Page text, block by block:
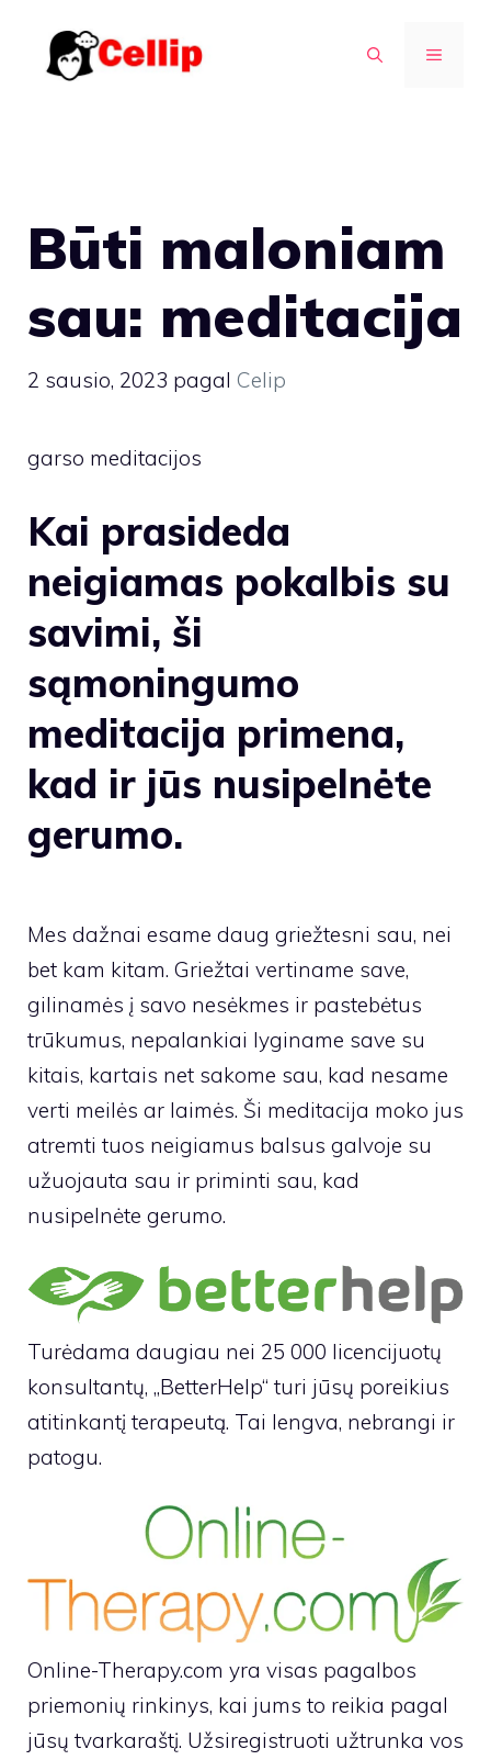
turinio
MENIU
Būti maloniam
sau: meditacija
2 sausio, 2023 pagal Celip
garso meditacijos
Kai prasideda
neigiamas pokalbis su
savimi, ši
sąmoningumo
meditacija primena,
kad ir jūs nusipelnėte
gerumo.
Mes dažnai esame daug griežtesni sau, nei
bet kam kitam. Griežtai vertiname save,
gilinamės į savo nesėkmes ir pastebėtus
trūkumus, nepalankiai lyginame save su
kitais, kartais net sakome sau, kad nesame
verti meilės ar laimės. Ši meditacija moko jus
atremti tuos neigiamus balsus galvoje su
užuojauta sau ir priminti sau, kad
nusipelnėte gerumo.
Turėdama daugiau nei 25 000 licencijuotų
konsultantų, „BetterHelp“ turi jūsų poreikius
atitinkantį terapeutą. Tai lengva, nebrangi ir
patogu.
Online-Therapy.com yra visas pagalbos
priemonių rinkinys, kai jums to reikia pagal
jūsų tvarkaraštį. Užsiregistruoti užtrunka vos